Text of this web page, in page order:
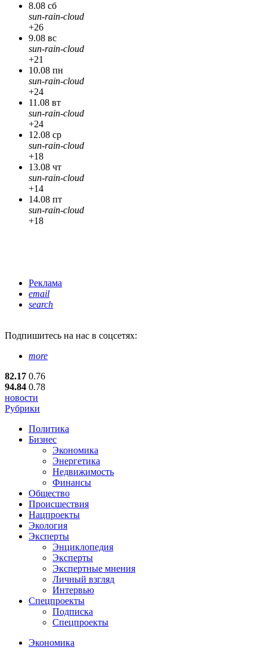
8.08 сб
sun-rain-cloud
+26
9.08 вс
sun-rain-cloud
+21
10.08 пн
sun-rain-cloud
+24
11.08 вт
sun-rain-cloud
+24
12.08 ср
sun-rain-cloud
+18
13.08 чт
sun-rain-cloud
+14
14.08 пт
sun-rain-cloud
+18
Реклама
email
search
Подпишитесь на нас в соцсетях:
more
82.17 0.76
94.84 0.78
новости
Рубрики
Политика
Бизнес
Экономика
Энергетика
Недвижимость
Финансы
Общество
Происшествия
Нацпроекты
Экология
Эксперты
Энциклопедия
Эксперты
Экспертные мнения
Личный взгляд
Интервью
Спецпроекты
Подписка
Спецпроекты
Экономика